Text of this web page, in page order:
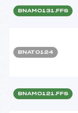
BNAM0131.FFS
BNAT0124
BNAM0121.FFS